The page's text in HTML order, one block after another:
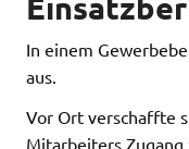
In einem
aus.
Vor Ort verschaffte
Mitarbeiters